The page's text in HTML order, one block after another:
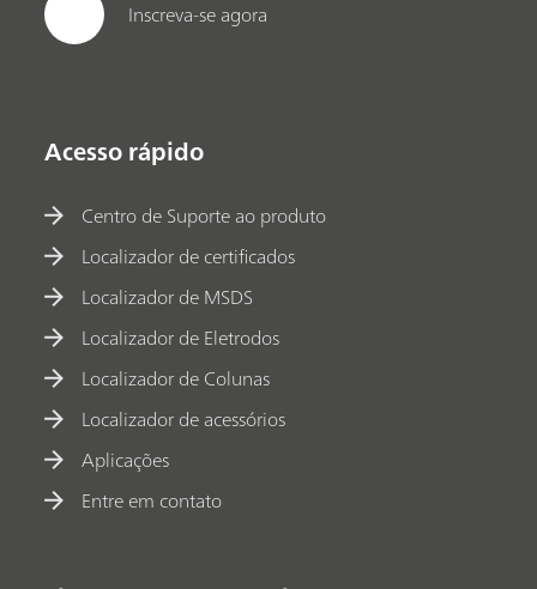
Inscreva-se agora
Acesso rápido
Centro de Suporte ao produto
Localizador de certificados
Localizador de MSDS
Localizador de Eletrodos
Localizador de Colunas
Localizador de acessórios
Aplicações
Entre em contato